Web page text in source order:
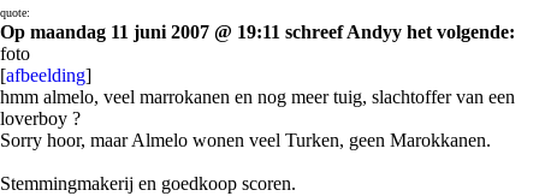
quote:
Op maandag 11 juni 2007 @ 19:11 schreef Andyy het volgende:
foto
[afbeelding]
hmm almelo, veel marrokanen en nog meer tuig, slachtoffer van een
loverboy ?
Sorry hoor, maar Almelo wonen veel Turken, geen Marokkanen.
Stemmingmakerij en goedkoop scoren.